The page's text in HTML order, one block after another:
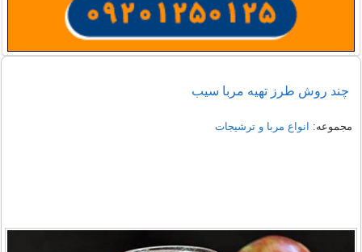
چند روش طرز تهیه مربا سیب
مجموعه: انواع مربا و ترشیجات